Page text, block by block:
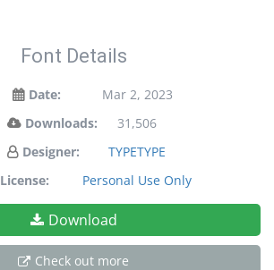
Font Details
Date:
Mar 2, 2023
Downloads:
31,506
Designer:
TYPETYPE
License:
Personal Use Only
Download
Check out more